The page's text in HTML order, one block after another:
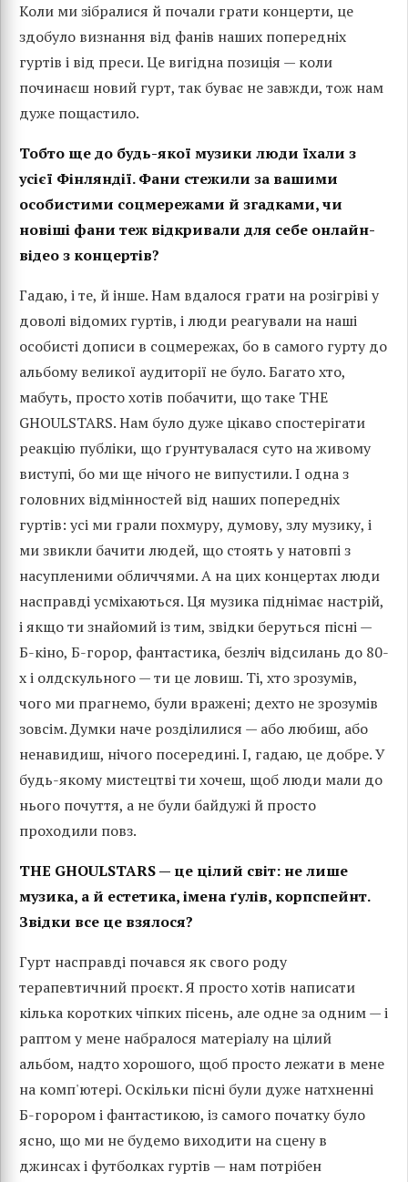
Коли ми зібралися й почали грати концерти, це
здобуло визнання від фанів наших попередніх
гуртів і від преси. Це вигідна позиція — коли
починаєш новий гурт, так буває не завжди, тож нам
дуже пощастило.
Тобто ще до будь-якої музики люди їхали з
усієї Фінляндії. Фани стежили за вашими
особистими соцмережами й згадками, чи
новіші фани теж відкривали для себе онлайн-
відео з концертів?
Гадаю, і те, й інше. Нам вдалося грати на розігріві у
доволі відомих гуртів, і люди реагували на наші
особисті дописи в соцмережах, бо в самого гурту до
альбому великої аудиторії не було. Багато хто,
мабуть, просто хотів побачити, що таке THE
GHOULSTARS. Нам було дуже цікаво спостерігати
реакцію публіки, що ґрунтувалася суто на живому
виступі, бо ми ще нічого не випустили. І одна з
головних відмінностей від наших попередніх
гуртів: усі ми грали похмуру, думову, злу музику, і
ми звикли бачити людей, що стоять у натовпі з
насупленими обличчями. А на цих концертах люди
насправді усміхаються. Ця музика піднімає настрій,
і якщо ти знайомий із тим, звідки беруться пісні —
Б-кіно, Б-горор, фантастика, безліч відсилань до 80-
х і олдскульного — ти це ловиш. Ті, хто зрозумів,
чого ми прагнемо, були вражені; дехто не зрозумів
зовсім. Думки наче розділилися — або любиш, або
ненавидиш, нічого посередині. І, гадаю, це добре. У
будь-якому мистецтві ти хочеш, щоб люди мали до
нього почуття, а не були байдужі й просто
проходили повз.
THE GHOULSTARS — це цілий світ: не лише
музика, а й естетика, імена ґулів, корпспейнт.
Звідки все це взялося?
Гурт насправді почався як свого роду
терапевтичний проєкт. Я просто хотів написати
кілька коротких чіпких пісень, але одне за одним — і
раптом у мене набралося матеріалу на цілий
альбом, надто хорошого, щоб просто лежати в мене
на комп'ютері. Оскільки пісні були дуже натхненні
Б-горором і фантастикою, із самого початку було
ясно, що ми не будемо виходити на сцену в
джинсах і футболках гуртів — нам потрібен